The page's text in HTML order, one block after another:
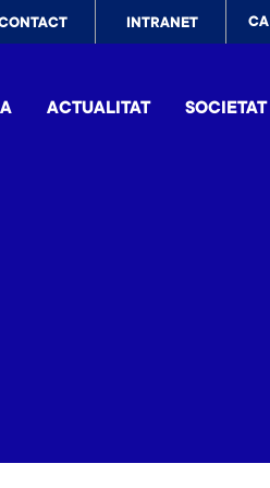
INTRANET CA
ACTUALITAT SOCIETAT